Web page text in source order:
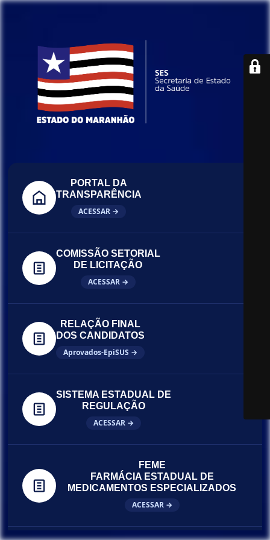
PORTAL DA
TRANSPARÊNCIA
ACESSAR →
COMISSÃO SETORIAL
DE LICITAÇÃO
ACESSAR →
RELAÇÃO FINAL
DOS CANDIDATOS
Aprovados-EpiSUS →
SISTEMA ESTADUAL DE
REGULAÇÃO
ACESSAR →
FEME
FARMÁCIA ESTADUAL DE
MEDICAMENTOS ESPECIALIZADOS
ACESSAR →